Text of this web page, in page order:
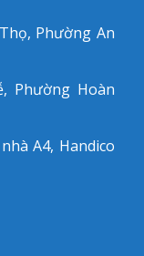
Phường An
Phường Hoàn
A4, Handico